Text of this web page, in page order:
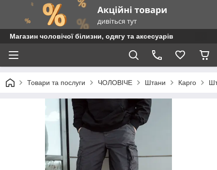
Магазин чоловічої білизни, одягу та аксесуарів
Товари та послуги ЧОЛОВІЧЕ Штани Карго